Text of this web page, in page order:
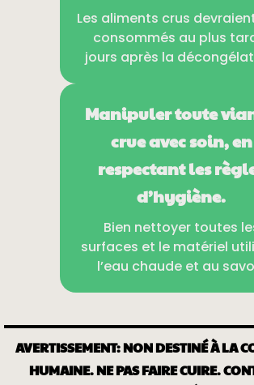
Les aliments crus
consommés au plus
jours après la
Manipuler toute
crue avec soin, en
respectant les
d’hygiène.
Bien nettoyer toutes
surfaces et le matériel
l’eau chaude et au
AVERTISSEMENT: NON DESTINÉ À LA
HUMAINE. NE PAS FAIRE CUIRE.